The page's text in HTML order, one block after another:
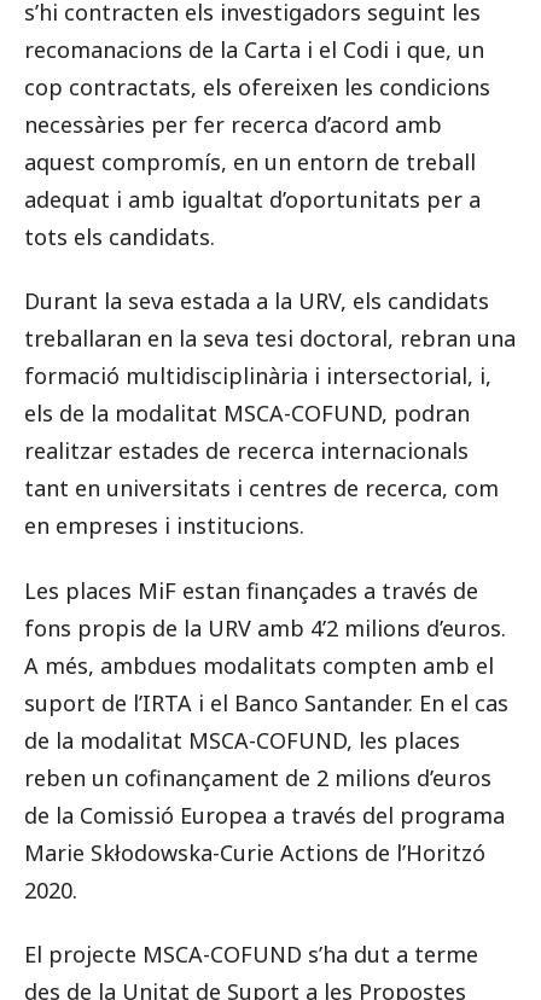
s’hi contracten els investigadors seguint les
recomanacions de la Carta i el Codi i que, un
cop contractats, els ofereixen les condicions
necessàries per fer recerca d’acord amb
aquest compromís, en un entorn de treball
adequat i amb igualtat d’oportunitats per a
tots els candidats.
Durant la seva estada a la URV, els candidats
treballaran en la seva tesi doctoral, rebran una
formació multidisciplinària i intersectorial, i,
els de la modalitat MSCA-COFUND, podran
realitzar estades de recerca internacionals
tant en universitats i centres de recerca, com
en empreses i institucions.
Les places MiF estan finançades a través de
fons propis de la URV amb 4’2 milions d’euros.
A més, ambdues modalitats compten amb el
suport de l’IRTA i el Banco Santander. En el cas
de la modalitat MSCA-COFUND, les places
reben un cofinançament de 2 milions d’euros
de la Comissió Europea a través del programa
Marie Skłodowska-Curie Actions de l’Horitzó
2020.
El projecte MSCA-COFUND s’ha dut a terme
des de la Unitat de Suport a les Propostes